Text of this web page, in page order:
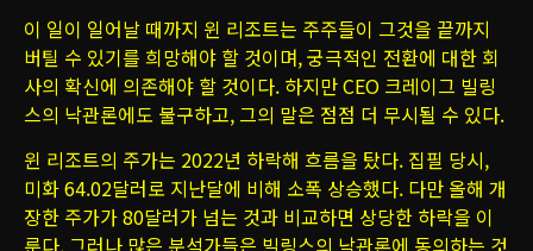
이 일이 일어날 때까지 윈 리조트는 주주들이 그것을 끝까지
버틸 수 있기를 희망해야 할 것이며, 궁극적인 전환에 대한 회
사의 확신에 의존해야 할 것이다. 하지만 CEO 크레이그 빌링
스의 낙관론에도 불구하고, 그의 말은 점점 더 무시될 수 있다.
윈 리조트의 주가는 2022년 하락해 흐름을 탔다. 집필 당시,
미화 64.02달러로 지난달에 비해 소폭 상승했다. 다만 올해 개
장한 주가가 80달러가 넘는 것과 비교하면 상당한 하락을 이